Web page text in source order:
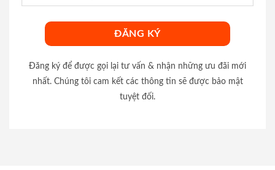
Đăng ký để được gọi lại tư vấn & nhận những ưu đãi mới
nhất. Chúng tôi cam kết các thông tin sẽ được bảo mật
tuyệt đối.